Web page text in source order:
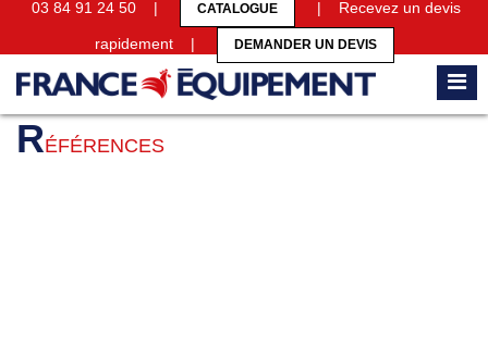
03 84 91 24 50 | CATALOGUE | Recevez un devis
rapidement | DEMANDER UN DEVIS
Accueil Références
RÉFÉRENCES